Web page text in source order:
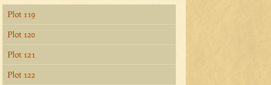
Plot 119
Plot 120
Plot 121
Plot 122